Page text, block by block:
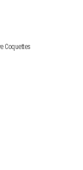
Coquettes